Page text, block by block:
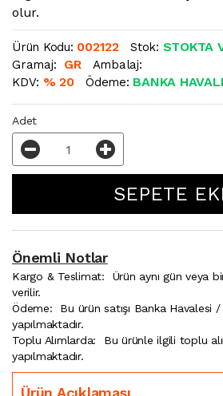
olur.
Ürün Kodu: 002122Stok: STOKTA
Gramaj: GRAmbalaj:
KDV: % 20Ödeme: BANKA
Adet
Önemli Notlar
Kargo & Teslimat:
Ürün aynı gün veya
verilir.
Ödeme:
Bu ürün satışı Banka
yapılmaktadır.
Toplu Alımlarda:
Bu ürünle ilgili toplu
yapılmaktadır.
Ürün Açıklaması